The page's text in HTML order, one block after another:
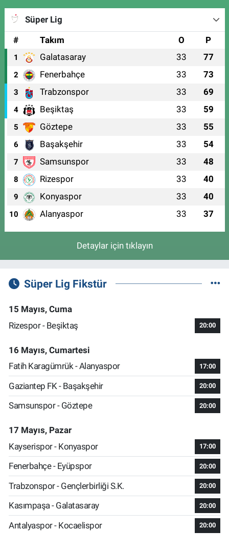
Süper Lig
#
Takım O P
1 Galatasaray 33 77
2 Fenerbahçe 33 73
3 Trabzonspor 33 69
4 Beşiktaş 33 59
5 Göztepe 33 55
6 Başakşehir 33 54
7 Samsunspor 33 48
8 Rizespor 33 40
9 Konyaspor 33 40
10 Alanyaspor 33 37
Detaylar için tıklayın
Süper Lig Fikstür
15 Mayıs, Cuma
Rizespor - Beşiktaş
20:00
16 Mayıs, Cumartesi
Fatih Karagümrük - Alanyaspor
17:00
Gaziantep FK - Başakşehir 20:00
Samsunspor - Göztepe 20:00
17 Mayıs, Pazar
Kayserispor - Konyaspor
17:00
Fenerbahçe - Eyüpspor 20:00
Trabzonspor - Gençlerbirliği S.K. 20:00
Kasımpaşa - Galatasaray 20:00
Antalyaspor - Kocaelispor 20:00